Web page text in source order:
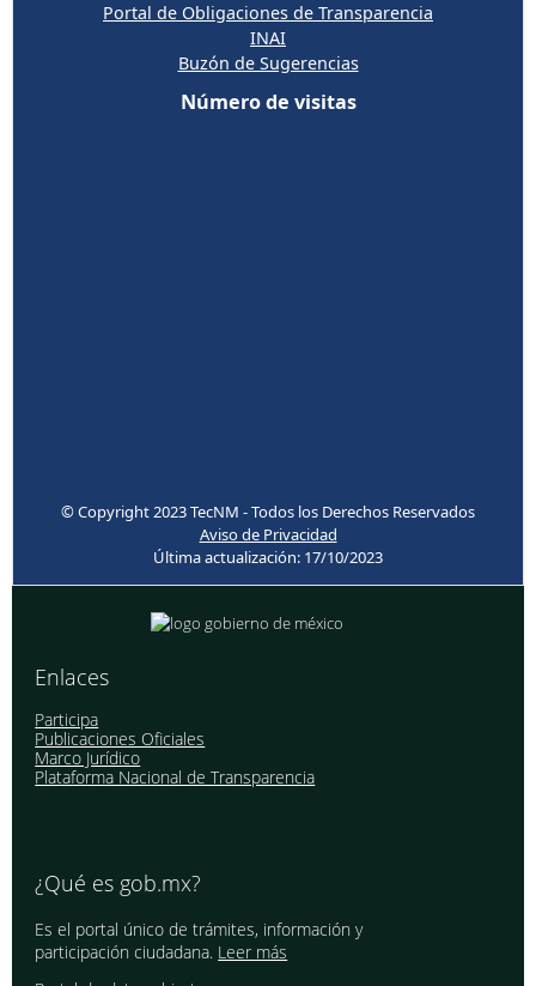
Portal de Obligaciones de Transparencia
INAI
Buzón de Sugerencias
Número de visitas
© Copyright 2023 TecNM - Todos los Derechos Reservados
Aviso de Privacidad
Última actualización: 17/10/2023
Enlaces
Participa
Publicaciones Oficiales
Marco Jurídico
Plataforma Nacional de Transparencia
¿Qué es gob.mx?
Es el portal único de trámites, información y
participación ciudadana. Leer más